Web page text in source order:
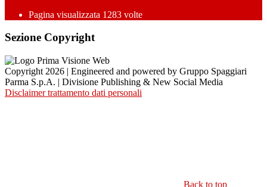
Pagina visualizzata 1283 volte
Sezione Copyright
Copyright 2026 | Engineered and powered by Gruppo Spaggiari
Parma S.p.A. | Divisione Publishing & New Social Media
Disclaimer trattamento dati personali
Back to top